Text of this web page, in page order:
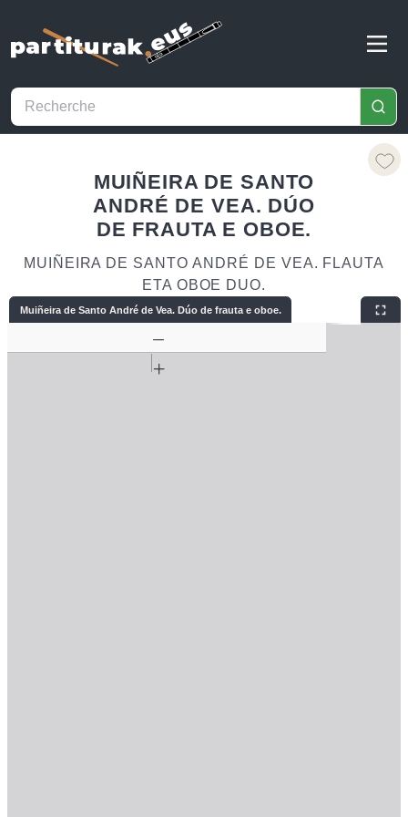
MUIÑEIRA DE SANTO
ANDRÉ DE VEA. DÚO
DE FRAUTA E OBOE.
MUIÑEIRA DE SANTO ANDRÉ DE VEA. FLAUTA
ETA OBOE DUO.
Muiñeira de Santo André de Vea. Dúo de frauta e oboe.